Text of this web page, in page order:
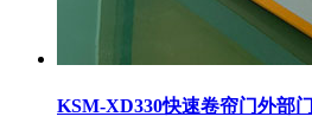
KSM-XD330快速卷帘门外部门